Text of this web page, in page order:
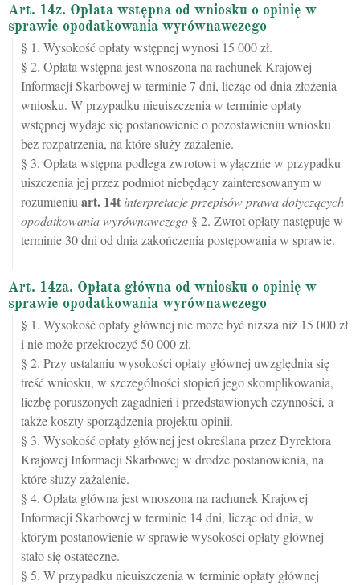
Art. 14z. Opłata wstępna od wniosku o opinię w
sprawie opodatkowania wyrównawczego
§ 1. Wysokość opłaty wstępnej wynosi 15 000 zł.
§ 2. Opłata wstępna jest wnoszona na rachunek Krajowej
Informacji Skarbowej w terminie 7 dni, licząc od dnia złożenia
wniosku. W przypadku nieuiszczenia w terminie opłaty
wstępnej wydaje się postanowienie o pozostawieniu wniosku
bez rozpatrzenia, na które służy zażalenie.
§ 3. Opłata wstępna podlega zwrotowi wyłącznie w przypadku
uiszczenia jej przez podmiot niebędący zainteresowanym w
rozumieniu art. 14t interpretacje przepisów prawa dotyczących
opodatkowania wyrównawczego § 2. Zwrot opłaty następuje w
terminie 30 dni od dnia zakończenia postępowania w sprawie.
Art. 14za. Opłata główna od wniosku o opinię w
sprawie opodatkowania wyrównawczego
§ 1. Wysokość opłaty głównej nie może być niższa niż 15 000 zł
i nie może przekroczyć 50 000 zł.
§ 2. Przy ustalaniu wysokości opłaty głównej uwzględnia się
treść wniosku, w szczególności stopień jego skomplikowania,
liczbę poruszonych zagadnień i przedstawionych czynności, a
także koszty sporządzenia projektu opinii.
§ 3. Wysokość opłaty głównej jest określana przez Dyrektora
Krajowej Informacji Skarbowej w drodze postanowienia, na
które służy zażalenie.
§ 4. Opłata główna jest wnoszona na rachunek Krajowej
Informacji Skarbowej w terminie 14 dni, licząc od dnia, w
którym postanowienie w sprawie wysokości opłaty głównej
stało się ostateczne.
§ 5. W przypadku nieuiszczenia w terminie opłaty głównej